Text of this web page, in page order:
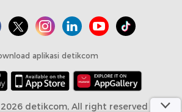
aplikasi detikcom
detikcom, All right reserved